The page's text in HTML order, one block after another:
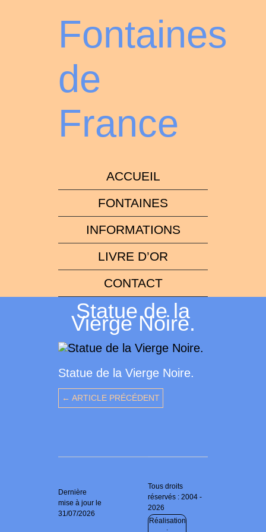
Fontaines
de
France
ACCUEIL
FONTAINES
INFORMATIONS
LIVRE D’OR
CONTACT
Statue de la
Vierge Noire.
Statue de la Vierge Noire.
← ARTICLE PRÉCÉDENT
Dernière
mise à jour le
31/07/2026
Tous droits
réservés : 2004 -
2026
Réalisation